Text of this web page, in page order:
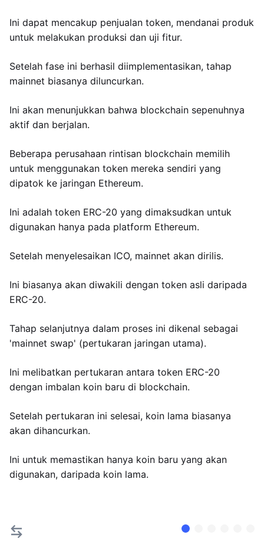
Ini dapat mencakup penjualan token, mendanai produk
untuk melakukan produksi dan uji fitur.
Setelah fase ini berhasil diimplementasikan, tahap
mainnet biasanya diluncurkan.
Ini akan menunjukkan bahwa blockchain sepenuhnya
aktif dan berjalan.
Beberapa perusahaan rintisan blockchain memilih
untuk menggunakan token mereka sendiri yang
dipatok ke jaringan Ethereum.
Ini adalah token ERC-20 yang dimaksudkan untuk
digunakan hanya pada platform Ethereum.
Setelah menyelesaikan ICO, mainnet akan dirilis.
Ini biasanya akan diwakili dengan token asli daripada
ERC-20.
Tahap selanjutnya dalam proses ini dikenal sebagai
'mainnet swap' (pertukaran jaringan utama).
Ini melibatkan pertukaran antara token ERC-20
dengan imbalan koin baru di blockchain.
Setelah pertukaran ini selesai, koin lama biasanya
akan dihancurkan.
Ini untuk memastikan hanya koin baru yang akan
digunakan, daripada koin lama.